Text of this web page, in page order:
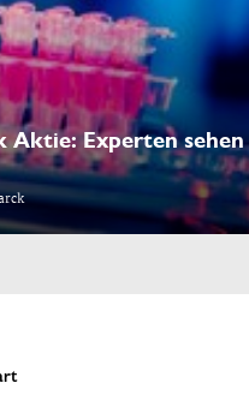
Aktie: Experten